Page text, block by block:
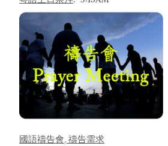
國語禱告會, 禱告需求